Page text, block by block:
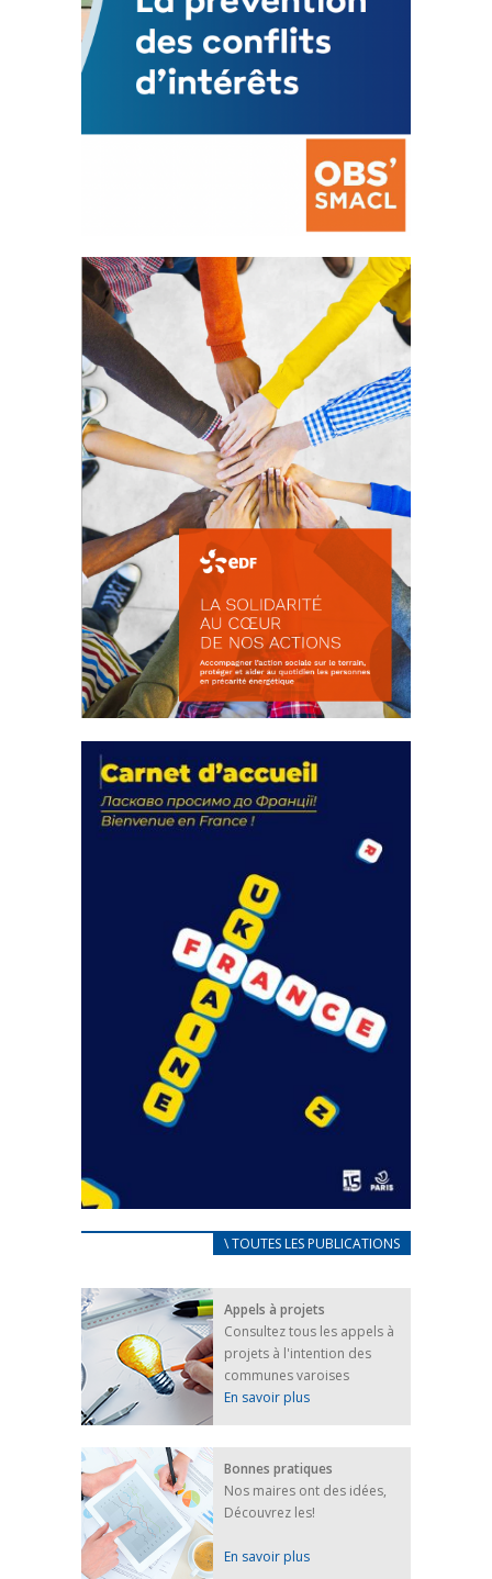
La prévention des conflits
d’intérêts
18 septembre 2023
FEUILLETER
actions
18 septembre 2023
FEUILLETER
CARNET D’ACCUEIL
25 avril 2022
Afin d’accompagner au mieux les réfugiés
ukrainiens arrivés en France,...
FEUILLETER
\ TOUTES LES PUBLICATIONS
Appels à projets
Consultez tous les appels à
projets à l'intention des
communes varoises
En savoir plus
Bonnes pratiques
Nos maires ont des idées,
Découvrez les!
En savoir plus